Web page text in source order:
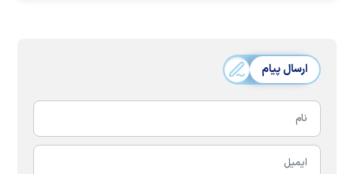
ارسال پیام